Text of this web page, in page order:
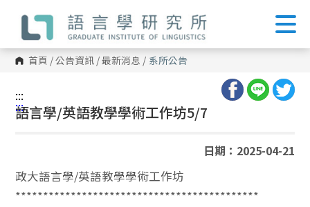
內
容 首頁 /公告資訊 /最新消息 / 系所公告
:::
:::
語言學/英語教學學術工作坊5/7
日期：2025-04-21
政大語言學/英語教學學術工作坊
********************************************